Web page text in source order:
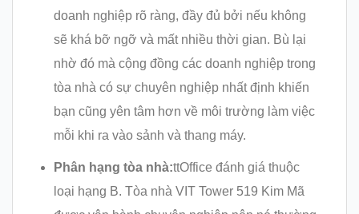
doanh nghiệp rõ ràng, đầy đủ bởi nếu không
sẽ khá bỡ ngỡ và mất nhiều thời gian. Bù lại
nhờ đó mà cộng đồng các doanh nghiệp trong
tòa nhà có sự chuyên nghiệp nhất định khiến
bạn cũng yên tâm hơn về môi trường làm việc
mỗi khi ra vào sảnh và thang máy.
Phân hạng tòa nhà:ttOffice đánh giá thuộc
loại hạng B. Tòa nhà VIT Tower 519 Kim Mã